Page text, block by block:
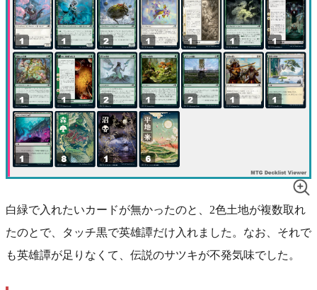
白緑で入れたいカードが無かったのと、2色土地が複数取れ
たのとで、タッチ黒で英雄譚だけ入れました。なお、それで
も英雄譚が足りなくて、伝説のサツキが不発気味でした。